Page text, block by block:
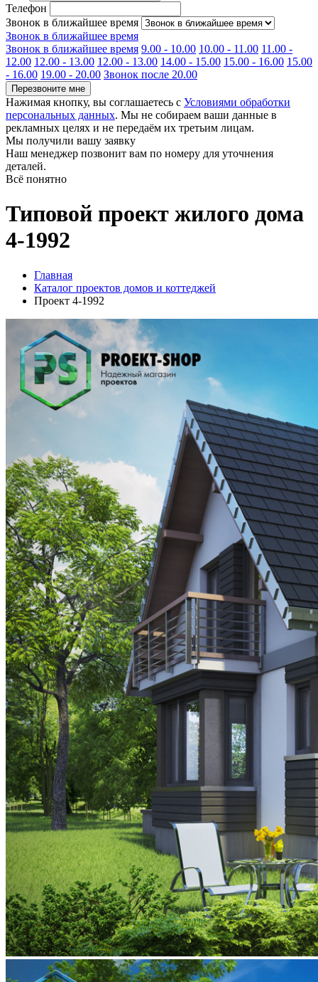
Телефон
Звонок в ближайшее время
Звонок в ближайшее время
Звонок в ближайшее время 9.00 - 10.00 10.00 - 11.00 11.00 -
12.00 12.00 - 13.00 12.00 - 13.00 14.00 - 15.00 15.00 - 16.00 15.00
- 16.00 19.00 - 20.00 Звонок после 20.00
Перезвоните мне
Нажимая кнопку, вы соглашаетесь с Условиями обработки
персональных данных. Мы не собираем ваши данные в
рекламных целях и не передаём их третьим лицам.
Мы получили вашу заявку
Наш менеджер позвонит вам по номеру для уточнения
деталей.
Всё понятно
Типовой проект жилого дома
4-1992
Главная
Каталог проектов домов и коттеджей
Проект 4-1992